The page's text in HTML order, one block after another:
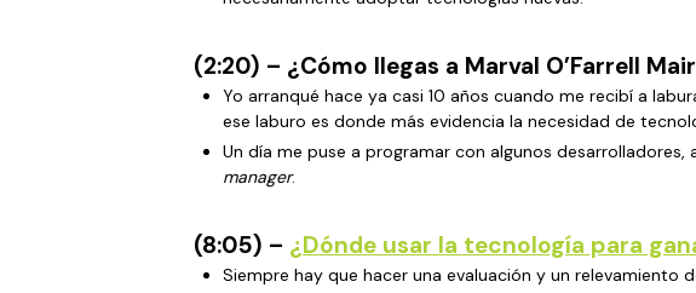
(2:20) – ¿Cómo llegas a Marval O’Farrell
Yo arranqué hace ya casi 10 años cuando me recibí a
ese laburo es donde más evidencia la necesidad de
Un día me puse a programar con algunos
manager.
(8:05) – ¿Dónde usar la tecnología para
Siempre hay que hacer una evaluación y un